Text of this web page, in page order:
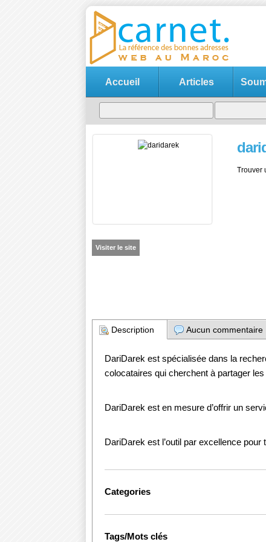
Accueil Articles
Trouver
Visiter le site
Description Aucun commentaire
DariDarek est spécialisée dans la
colocataires qui cherchent à partager
DariDarek est en mesure d’offrir un
DariDarek est l’outil par excellence pour
Categories
Tags/Mots clés